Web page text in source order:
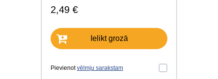
2,49 €
Ielikt grozā
Pievienotvēlmju sarakstam